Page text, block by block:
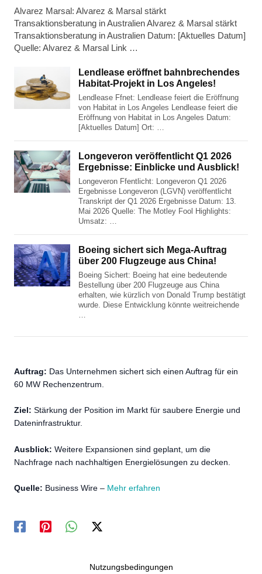
Alvarez Marsal: Alvarez & Marsal stärkt
Transaktionsberatung in Australien Alvarez & Marsal stärkt
Transaktionsberatung in Australien Datum: [Aktuelles Datum]
Quelle: Alvarez & Marsal Link …
Lendlease eröffnet bahnbrechendes
Habitat-Projekt in Los Angeles!
Lendlease Ffnet: Lendlease feiert die Eröffnung
von Habitat in Los Angeles Lendlease feiert die
Eröffnung von Habitat in Los Angeles Datum:
[Aktuelles Datum] Ort: …
Longeveron veröffentlicht Q1 2026
Ergebnisse: Einblicke und Ausblick!
Longeveron Ffentlicht: Longeveron Q1 2026
Ergebnisse Longeveron (LGVN) veröffentlicht
Transkript der Q1 2026 Ergebnisse Datum: 13.
Mai 2026 Quelle: The Motley Fool Highlights:
Umsatz: …
Boeing sichert sich Mega-Auftrag
über 200 Flugzeuge aus China!
Boeing Sichert: Boeing hat eine bedeutende
Bestellung über 200 Flugzeuge aus China
erhalten, wie kürzlich von Donald Trump bestätigt
wurde. Diese Entwicklung könnte weitreichende
…
Auftrag: Das Unternehmen sichert sich einen Auftrag für ein
60 MW Rechenzentrum.
Ziel: Stärkung der Position im Markt für saubere Energie und
Dateninfrastruktur.
Ausblick: Weitere Expansionen sind geplant, um die
Nachfrage nach nachhaltigen Energielösungen zu decken.
Quelle: Business Wire – Mehr erfahren
Nutzungsbedingungen